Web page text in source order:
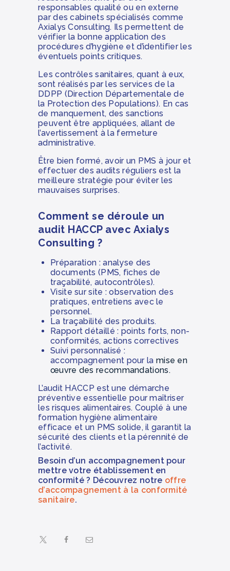
responsables qualité ou en externe
par des cabinets spécialisés comme
Axialys Consulting. Ils permettent de
vérifier la bonne application des
procédures d’hygiène et d’identifier les
éventuels points critiques.
Les contrôles sanitaires, quant à eux,
sont réalisés par les services de la
DDPP (Direction Départementale de
la Protection des Populations). En cas
de manquement, des sanctions
peuvent être appliquées, allant de
l’avertissement à la fermeture
administrative.
Être bien formé, avoir un PMS à jour et
effectuer des audits réguliers est la
meilleure stratégie pour éviter les
mauvaises surprises.
Comment se déroule un
audit HACCP avec Axialys
Consulting ?
Préparation : analyse des
documents (PMS, fiches de
traçabilité, autocontrôles).
Visite sur site : observation des
pratiques, entretiens avec le
personnel.
La traçabilité des produits.
Rapport détaillé : points forts, non-
conformités, actions correctives
Suivi personnalisé :
accompagnement pour la mise en
œuvre des recommandations.
L’audit HACCP est une démarche
préventive essentielle pour maîtriser
les risques alimentaires. Couplé à une
formation hygiène alimentaire
efficace et un PMS solide, il garantit la
sécurité des clients et la pérennité de
l’activité.
Besoin d’un accompagnement pour
mettre votre établissement en
conformité ? Découvrez notre offre
d’accompagnement à la conformité
sanitaire.